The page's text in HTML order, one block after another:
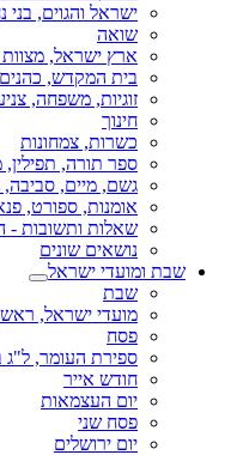
ישראל והגוים, בני
שואה
ארץ ישראל,
בית המקדש,
זוגיות, משפחה,
חינוך
כשרות, צמחונות
ספר תורה, תפילין,
גשם, מיים, סביבה,
אומנות, ספורט,
שאלות ותשובות -
נושאים שונים
שבת ומועדי ישראל
שבת
מועדי ישראל,
פסח
ספירת העומר, ל"ג
חודש אייר
יום העצמאות
פסח שני
יום ירושלים